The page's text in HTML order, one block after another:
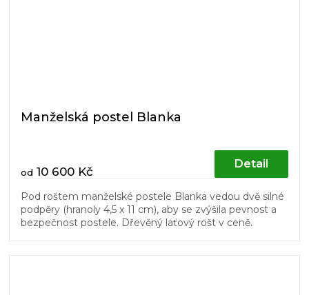
Manželská postel Blanka
od 10 600 Kč
Detail
Pod roštem manželské postele Blanka vedou dvě silné
podpěry (hranoly 4,5 x 11 cm), aby se zvýšila pevnost a
bezpečnost postele. Dřevěný laťový rošt v ceně.